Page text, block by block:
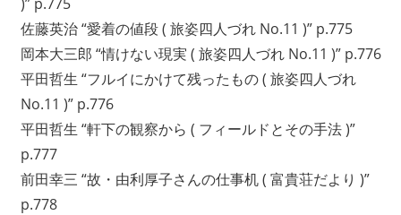
ー
ク
に
よ
り
記
録・
採
集
す
佐藤英治 “愛着の値段 ( 旅姿四人づれ No.11 )” p.775
岡本大三郎 “情けない現実 ( 旅姿四人づれ No.11 )” p.776
平田哲生 “フルイにかけて残ったもの ( 旅姿四人づれ
No.11 )” p.776
平田哲生 “軒下の観察から ( フィールドとその手法 )”
p.777
前田幸三 “故・由利厚子さんの仕事机 ( 富貴荘だより )”
p.778